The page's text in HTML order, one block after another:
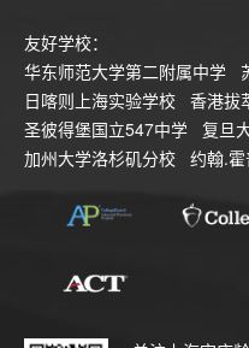
友好学校：
华东师范大学第二附属中学
日喀则上海实验学校 香港拔
圣彼得堡国立547中学 复旦
加州大学洛杉矶分校 约翰.